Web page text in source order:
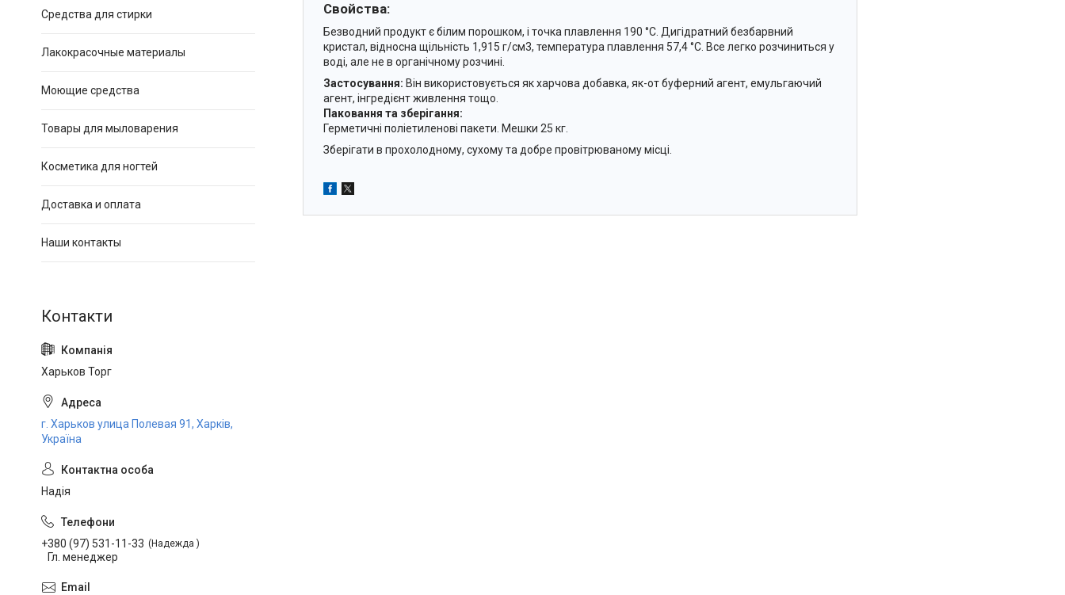
Свойства:
Безводний продукт є білим порошком, і точка плавлення 190 °C. Дигідратний безбарвний
кристал, відносна щільність 1,915 г/см3, температура плавлення 57,4 °C. Все легко розчиниться у
воді, але не в органічному розчині.
Застосування: Він використовується як харчова добавка, як-от буферний агент, емульгаючий
агент, інгредієнт живлення тощо.
Паковання та зберігання:
Герметичні поліетиленові пакети. Мешки 25 кг.
Зберігати в прохолодному, сухому та добре провітрюваному місці.
Средства для стирки
Лакокрасочные материалы
Моющие средства
Товары для мыловарения
Косметика для ногтей
Доставка и оплата
Наши контакты
Харьков Торг
г. Харьков улица Полевая 91, Харків,
Україна
Надія
+380 (97) 531-11-33 Надежда
Гл. менеджер